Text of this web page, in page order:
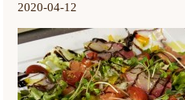
2020-04-12